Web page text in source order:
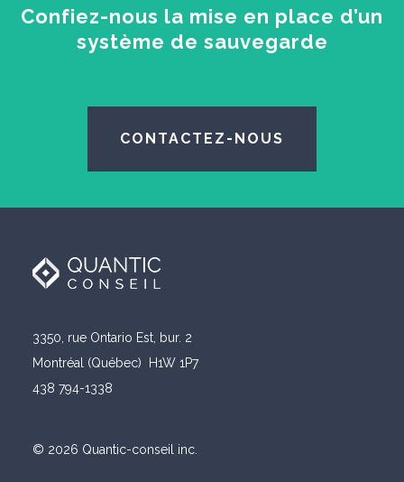
Confiez-nous la mise en place d’un
système de sauvegarde
CONTACTEZ-NOUS
3350, rue Ontario Est, bur. 2
Montréal (Québec) H1W 1P7
438 794-1338
© 2026 Quantic-conseil inc.